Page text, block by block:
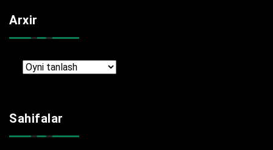
Arxir
Arxir
Sahifalar